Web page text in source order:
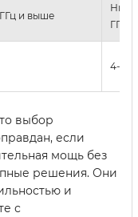
и выше
ГГц
4-6
выбор
если
мощь без
решения. Они
и
с